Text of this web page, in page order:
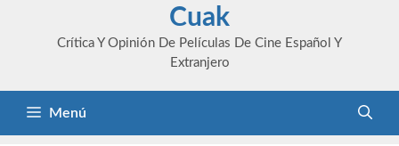
Cuak
Crítica Y Opinión De Películas De Cine Español Y
Extranjero
Menú